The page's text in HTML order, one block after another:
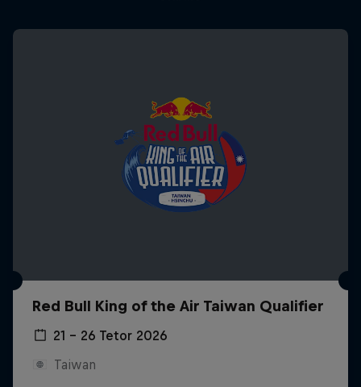
Red Bull King of the Air Taiwan Qualifier
21 – 26 Tetor 2026
Taiwan